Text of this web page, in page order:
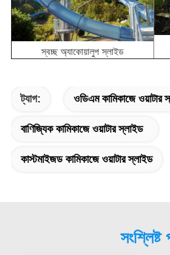
স্বচ্ছ অ্যাকোয়ালুপ স্লাইড
ট্যাগ: ওডিএম কামিকাজে ওয়াটার
বাণিজ্যিক কামিকাজে ওয়াটার স্লাইড
কাস্টমাইজড কামিকাজে ওয়াটার স্লাইড
সংশ্লিষ্ট